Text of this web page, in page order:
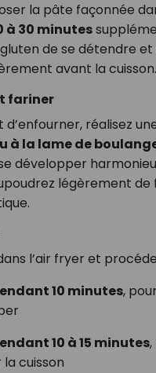
la pâte façonnée
à 30 minutes
de se détendre et
avant la cuisson.
fariner
réalisez
à la lame de
développer
légèrement de
l’air fryer et
10 minutes,
10 à 15 minutes
cuisson